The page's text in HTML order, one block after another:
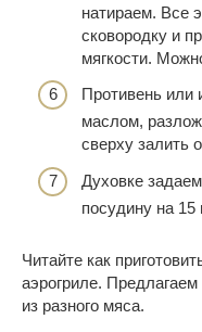
натираем. Все
сковородку и
мягкости.
Противень или
маслом,
сверху залить
Духовке
посудину на 15
Читайте как
аэрогриле.
из разного мяса.